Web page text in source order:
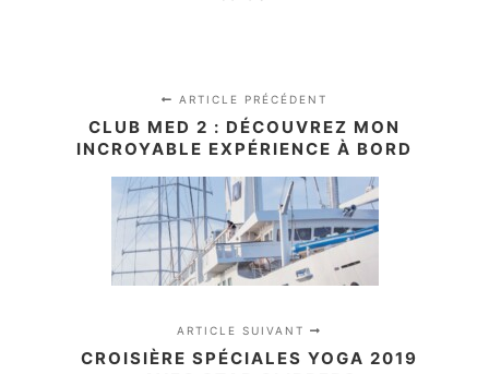
ARTICLE PRÉCÉDENT
CLUB MED 2 : DÉCOUVREZ MON
INCROYABLE EXPÉRIENCE À BORD
ARTICLE SUIVANT
CROISIÈRE SPÉCIALES YOGA 2019